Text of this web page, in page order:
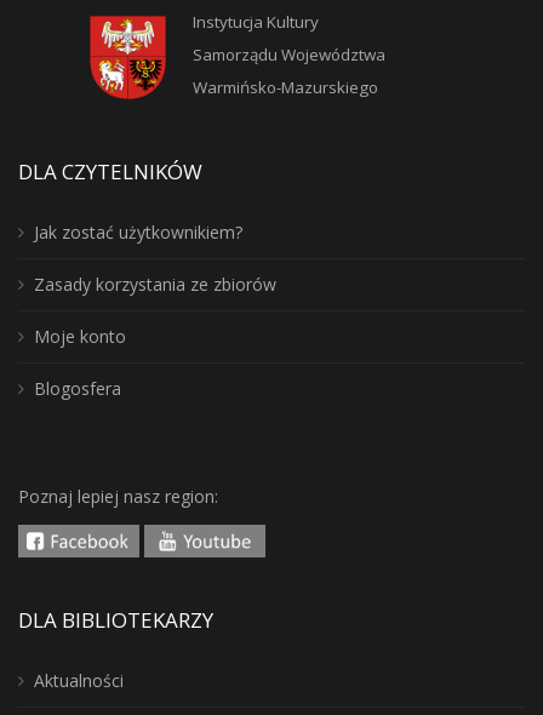
Instytucja Kultury
Samorządu Województwa
Warmińsko-Mazurskiego
DLA CZYTELNIKÓW
Jak zostać użytkownikiem?
Zasady korzystania ze zbiorów
Moje konto
Blogosfera
Poznaj lepiej nasz region:
DLA BIBLIOTEKARZY
Aktualności